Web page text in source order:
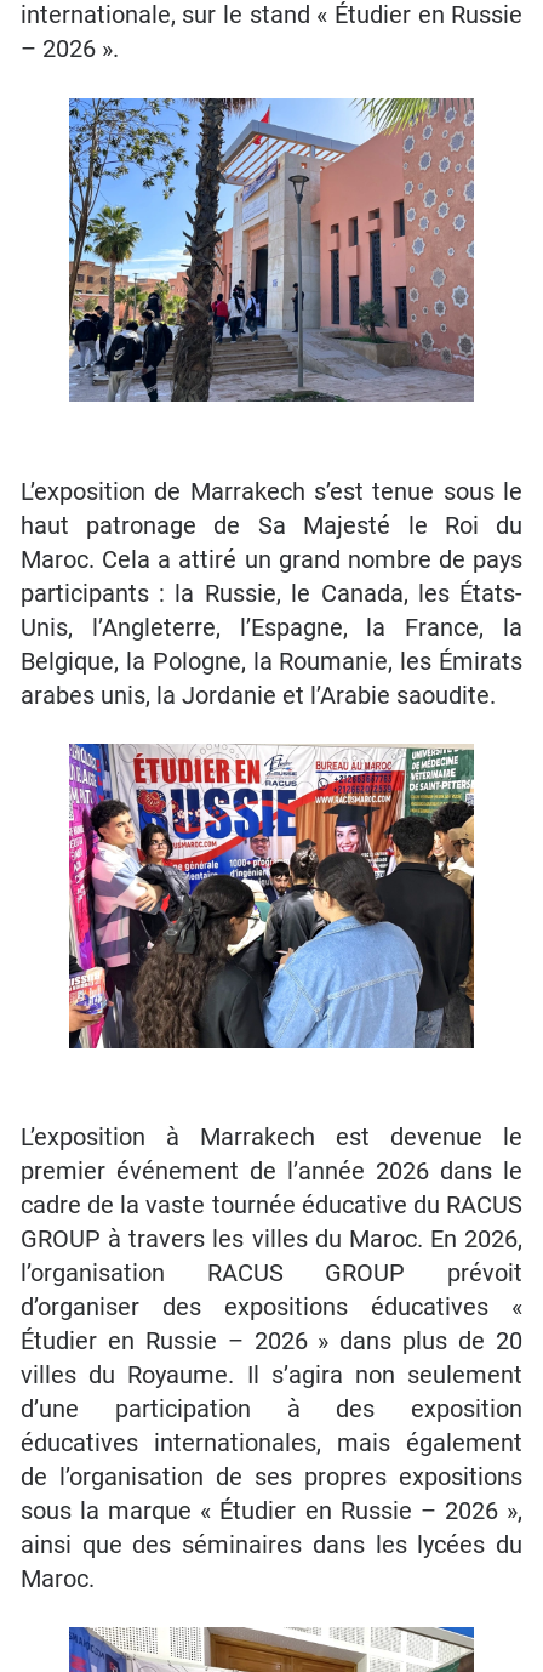
internationale, sur le stand « Étudier en Russie
– 2026 ».
L’exposition de Marrakech s’est tenue sous le
haut patronage de Sa Majesté le Roi du
Maroc. Cela a attiré un grand nombre de pays
participants : la Russie, le Canada, les États-
Unis, l’Angleterre, l’Espagne, la France, la
Belgique, la Pologne, la Roumanie, les Émirats
arabes unis, la Jordanie et l’Arabie saoudite.
L’exposition à Marrakech est devenue le
premier événement de l’année 2026 dans le
cadre de la vaste tournée éducative du RACUS
GROUP à travers les villes du Maroc. En 2026,
l’organisation RACUS GROUP prévoit
d’organiser des expositions éducatives «
Étudier en Russie – 2026 » dans plus de 20
villes du Royaume. Il s’agira non seulement
d’une participation à des exposition
éducatives internationales, mais également
de l’organisation de ses propres expositions
sous la marque « Étudier en Russie – 2026 »,
ainsi que des séminaires dans les lycées du
Maroc.